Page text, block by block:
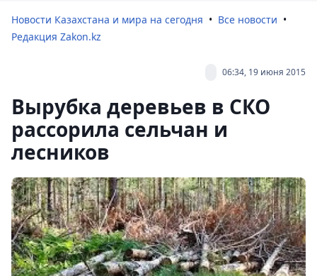
Новости Казахстана и мира на сегодня
Все новости
Редакция Zakon.kz
06:34, 19 июня 2015
Вырубка деревьев в СКО
рассорила сельчан и
лесников